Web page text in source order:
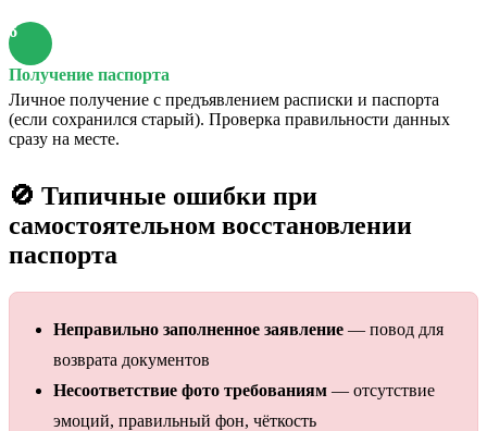
6
Получение паспорта
Личное получение с предъявлением расписки и паспорта
(если сохранился старый). Проверка правильности данных
сразу на месте.
🚫 Типичные ошибки при
самостоятельном восстановлении
паспорта
Неправильно заполненное заявление — повод для
возврата документов
Несоответствие фото требованиям — отсутствие
эмоций, правильный фон, чёткость